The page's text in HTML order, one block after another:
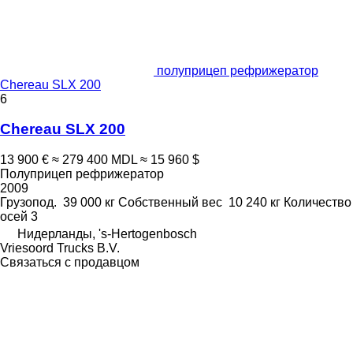
полуприцеп рефрижератор
Chereau SLX 200
6
Chereau SLX 200
13 900 € ≈ 279 400 MDL ≈ 15 960 $
Полуприцеп рефрижератор
2009
Грузопод. 39 000 кг Собственный вес 10 240 кг Количество
осей 3
Нидерланды, 's-Hertogenbosch
Vriesoord Trucks B.V.
Связаться с продавцом